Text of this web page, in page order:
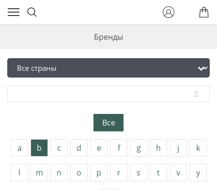
Бренды
Все
a b c d e f g h j k
l m n o p r s t v y